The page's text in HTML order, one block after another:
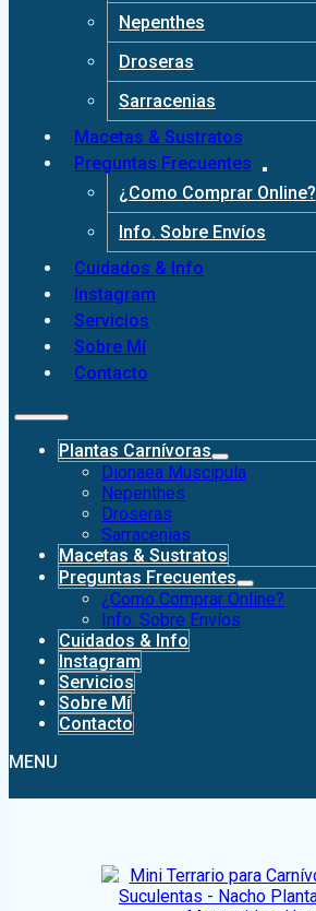
Nepenthes
Droseras
Sarracenias
Macetas & Sustratos
Preguntas Frecuentes
¿Como Comprar Online?
Info. Sobre Envíos
Cuidados & Info
Instagram
Servicios
Sobre Mí
Contacto
Plantas Carnívoras
Dionaea Muscipula
Nepenthes
Droseras
Sarracenias
Macetas & Sustratos
Preguntas Frecuentes
¿Como Comprar Online?
Info. Sobre Envíos
Cuidados & Info
Instagram
Servicios
Sobre Mí
Contacto
MENU